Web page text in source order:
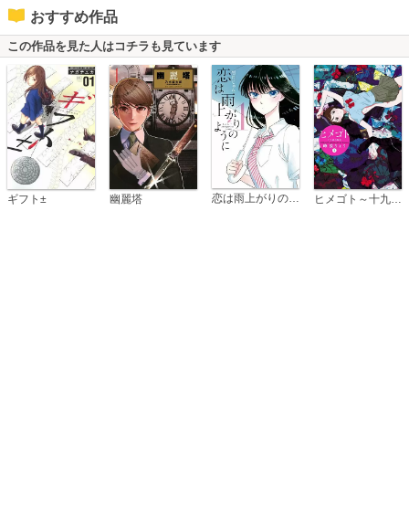
おすすめ作品
この作品を見た人はコチラも見ています
ギフト± 幽麗塔 恋は雨上がりのように